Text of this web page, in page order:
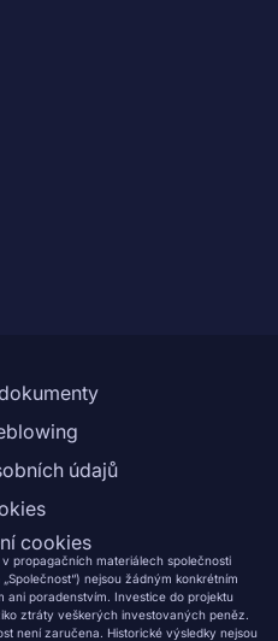
údajů
cookies
propagačních materiálech společnosti
nejsou žádným konkrétním
ani poradenstvím. Investice do projektu
ztráty veškerých investovaných peněz.
není zaručena. Historické výsledky nejsou